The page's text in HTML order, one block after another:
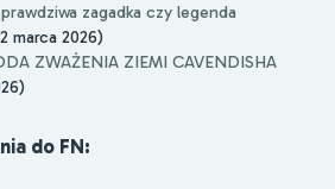
zagadka czy legenda
marca 2026)
ZWAŻENIA ZIEMI CAVENDISHA
do FN: